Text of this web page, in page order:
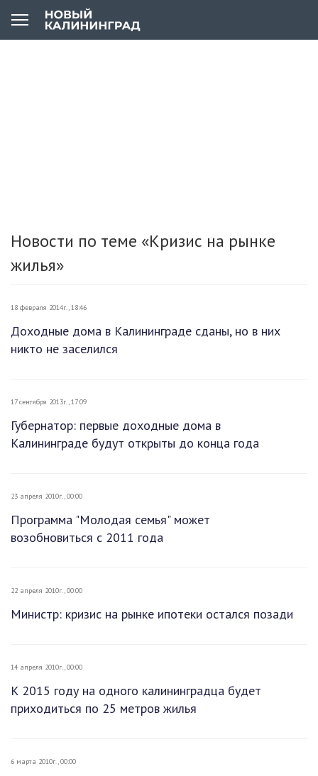
Новости по теме «Кризис на рынке
жилья»
18 февраля 2014г., 18:46
Доходные дома в Калининграде сданы, но в них
никто не заселился
17 сентября 2013г., 17:09
Губернатор: первые доходные дома в
Калининграде будут открыты до конца года
23 апреля 2010г., 00:00
Программа "Молодая семья" может
возобновиться с 2011 года
22 апреля 2010г., 00:00
Министр: кризис на рынке ипотеки остался позади
14 апреля 2010г., 00:00
К 2015 году на одного калининградца будет
приходиться по 25 метров жилья
6 марта 2010г., 00:00